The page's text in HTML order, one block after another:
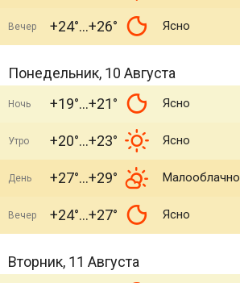
Вечер +24° +26° Ясно
Понедельник, 10 Августа
Ночь +19° +21° Ясно
Утро +20° +23° Ясно
День +27° +29° Малооблачно
Вечер +24° +27° Ясно
Вторник, 11 Августа